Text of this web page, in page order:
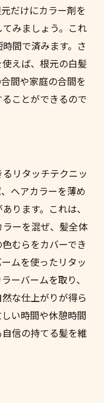
だけにカラー剤を
みましょう。これ
間で済みます。さ
えば、根元の白髪
間や家庭の合間を
ことができるので
リタッチテクニッ
ヘアカラーを薄め
ります。これは、
ーを混ぜ、髪全体
むらをカバーでき
ムを使ったリタッ
ーバームを取り、
な仕上がりが得ら
い時間や休憩時間
信の持てる髪を維